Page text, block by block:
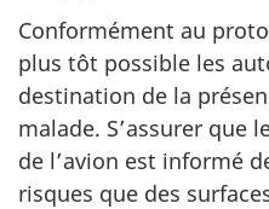
Conformément au
plus tôt possible les
destination de la
malade. S’assurer que
de l’avion est informé
risques que des